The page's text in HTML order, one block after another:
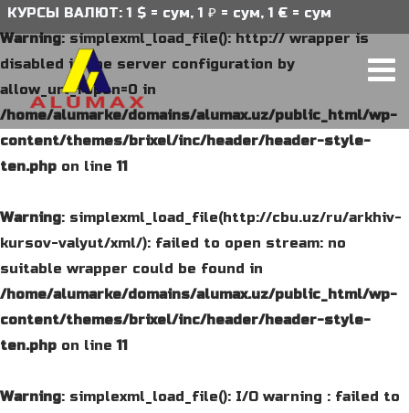
Warning: simplexml_load_file(): http:// wrapper is
disabled in the server configuration by
allow_url_fopen=0 in
/home/alumarke/domains/alumax.uz/public_html/wp-
content/themes/brixel/inc/header/header-style-
ten.php on line11
Warning: simplexml_load_file(http://cbu.uz/ru/arkhiv-
kursov-valyut/xml/): failed to open stream: no
suitable wrapper could be found in
/home/alumarke/domains/alumax.uz/public_html/wp-
content/themes/brixel/inc/header/header-style-
ten.php on line11
Warning: simplexml_load_file(): I/O warning : failed to
ВАЛЮТ: 1 $ = сум, 1 ₽ = сум, 1 € = сум